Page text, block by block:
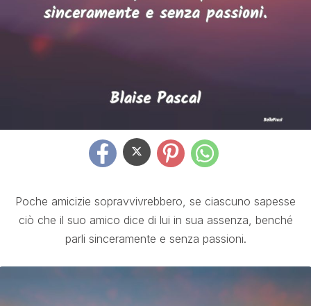
Poche amicizie sopravvivrebbero, se ciascuno sapesse
ciò che il suo amico dice di lui in sua assenza, benché
parli sinceramente e senza passioni.